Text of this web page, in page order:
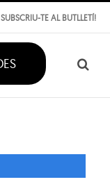
SUBSCRIU-TE AL BUTLLETÍ!